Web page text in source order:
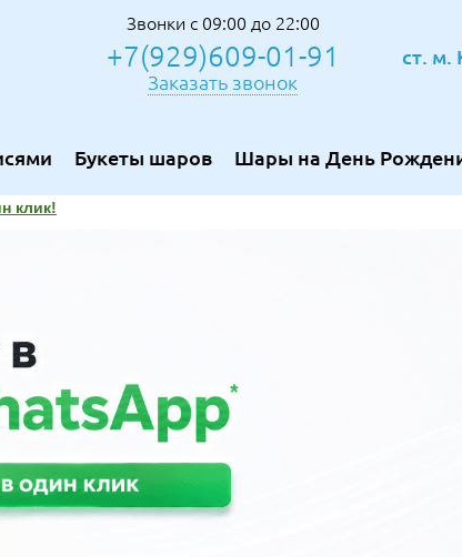
Звонки с 09:00 до 22:00
+7(929)609-01-91
Заказать звонок
ст. м.
Букеты шаров Шары на День
клик!